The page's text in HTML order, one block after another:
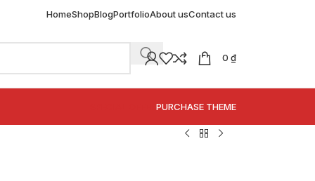
HomeShopBlogPortfolioAbout usContact us
0 ₫
PURCHASE THEME